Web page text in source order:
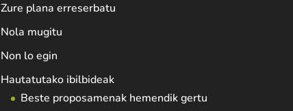
Zure plana erreserbatu
Nola mugitu
Non lo egin
Hautatutako ibilbideak
Beste proposamenak hemendik gertu